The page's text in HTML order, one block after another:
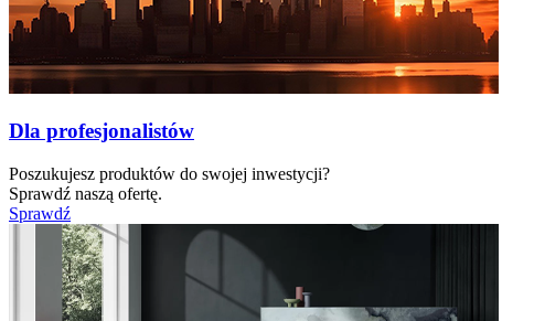
Dla profesjonalistów
Poszukujesz produktów do swojej inwestycji?
Sprawdź naszą ofertę.
Sprawdź